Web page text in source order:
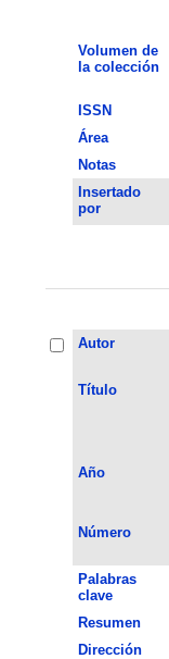
Volumen de
la colección
ISSN
Área
Notas
Insertado
por
Autor
Título
Año
Número
Palabras
clave
Resumen
Dirección